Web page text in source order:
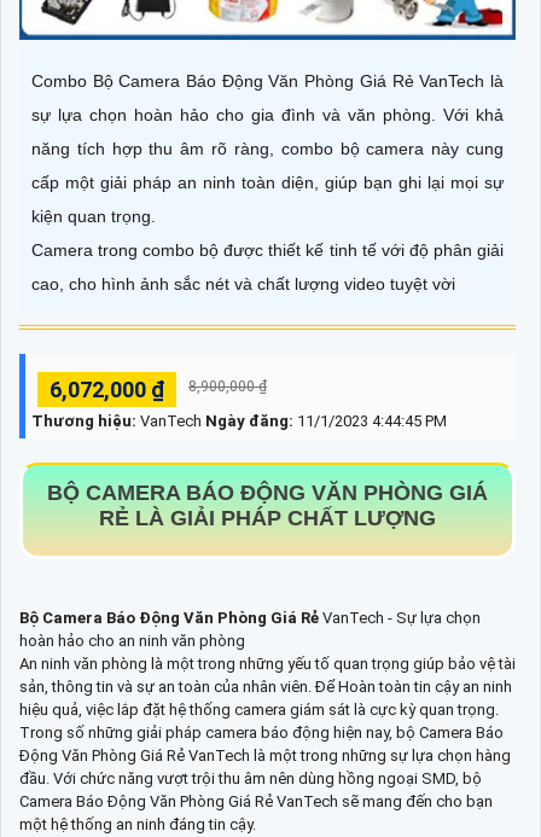
Combo Bộ Camera Báo Động Văn Phòng Giá Rẻ VanTech là
sự lựa chọn hoàn hảo cho gia đình và văn phòng. Với khả
năng tích hợp thu âm rõ ràng, combo bộ camera này cung
cấp một giải pháp an ninh toàn diện, giúp bạn ghi lại mọi sự
kiện quan trọng.
Camera trong combo bộ được thiết kế tinh tế với độ phân giải
cao, cho hình ảnh sắc nét và chất lượng video tuyệt vời
6,072,000 ₫ 8,900,000 ₫
Thương hiệu: VanTech Ngày đăng: 11/1/2023 4:44:45 PM
BỘ CAMERA BÁO ĐỘNG VĂN PHÒNG GIÁ
RẺ LÀ GIẢI PHÁP CHẤT LƯỢNG
Bộ Camera Báo Động Văn Phòng Giá Rẻ VanTech - Sự lựa chọn
hoàn hảo cho an ninh văn phòng
An ninh văn phòng là một trong những yếu tố quan trọng giúp bảo vệ tài
sản, thông tin và sự an toàn của nhân viên. Để Hoàn toàn tin cậy an ninh
hiệu quả, việc lắp đặt hệ thống camera giám sát là cực kỳ quan trọng.
Trong số những giải pháp camera báo động hiện nay, bộ Camera Báo
Động Văn Phòng Giá Rẻ VanTech là một trong những sự lựa chọn hàng
đầu. Với chức năng vượt trội thu âm nên dùng hồng ngoại SMD, bộ
Camera Báo Động Văn Phòng Giá Rẻ VanTech sẽ mang đến cho bạn
một hệ thống an ninh đáng tin cậy.